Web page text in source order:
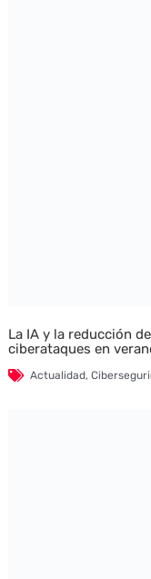
La IA y la reducción
ciberataques en
Actualidad,